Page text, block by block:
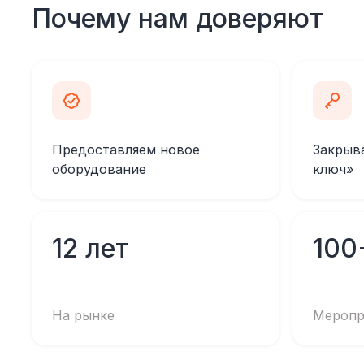
Почему нам доверяют
Предоставляем новое
оборудование
ключ»
12 лет
На рынке